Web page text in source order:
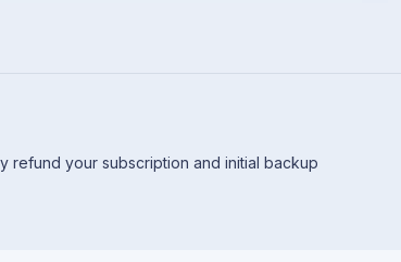
refund your subscription and initial backup